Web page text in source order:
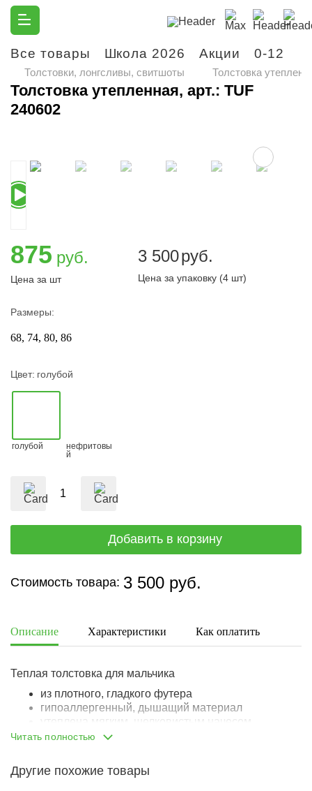
Все товары Школа 2026 Акции 0-12
Толстовки, лонгсливы, свитшоты Толстовка
Толстовка утепленная, арт.: TUF
240602
875 руб.
Цена за шт
3 500руб.
Цена за упаковку (4 шт)
Размеры:
68 74 80 86
Цвет: голубой
голубой
нефритовы
й
Стоимость товара: 3 500 руб.
Описание Характеристики Как оплатить
Теплая толстовка для мальчика
из плотного, гладкого футера
гипоаллергенный, дышащий материал
крой оверсайз
застегивается на молнию
Читать полностью
Другие похожие товары